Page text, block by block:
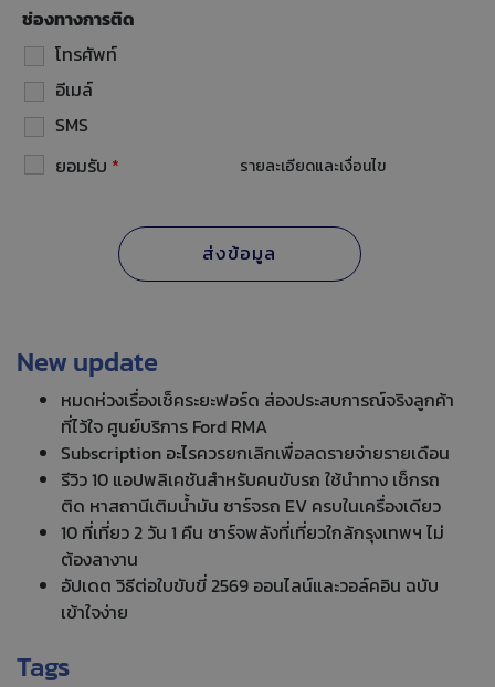
ช่องทางการติด
โทรศัพท์
อีเมล์
SMS
ยอมรับ * รายละเอียดและเงื่อนไข
New update
หมดห่วงเรื่องเช็คระยะฟอร์ด ส่องประสบการณ์จริงลูกค้า
ที่ไว้ใจ ศูนย์บริการ Ford RMA
Subscription อะไรควรยกเลิกเพื่อลดรายจ่ายรายเดือน
รีวิว 10 แอปพลิเคชันสำหรับคนขับรถ ใช้นำทาง เช็กรถ
ติด หาสถานีเติมน้ำมัน ชาร์จรถ EV ครบในเครื่องเดียว
10 ที่เที่ยว 2 วัน 1 คืน ชาร์จพลังที่เที่ยวใกล้กรุงเทพฯ ไม่
ต้องลางาน
อัปเดต วิธีต่อใบขับขี่ 2569 ออนไลน์และวอล์คอิน ฉบับ
เข้าใจง่าย
Tags